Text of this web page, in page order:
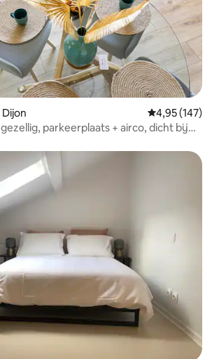
Gemiddelde
4,95 (147)
parkeerplaats + airco, dicht bij